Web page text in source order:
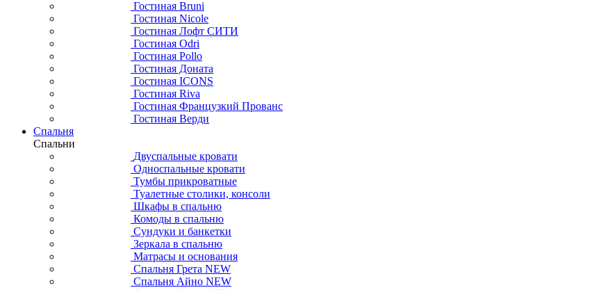
Гостиная Bruni
Гостиная Nicole
Гостиная Лофт СИТИ
Гостиная Odri
Гостиная Pollo
Гостиная Доната
Гостиная ICONS
Гостиная Riva
Гостиная Французкий Прованс
Гостиная Верди
Спальня
Спальни
Двуспальные кровати
Односпальные кровати
Тумбы прикроватные
Туалетные столики, консоли
Шкафы в спальню
Комоды в спальню
Сундуки и банкетки
Зеркала в спальню
Матрасы и основания
Спальня Грета NEW
Спальня Айно NEW